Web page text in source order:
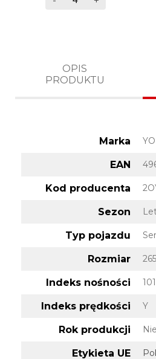
OPIS
PRODUKTU
Marka
EAN
Kod producenta
Sezon
Typ pojazdu
Rozmiar
Indeks nośności 101
Indeks prędkości Y
Rok produkcji
Etykieta UE